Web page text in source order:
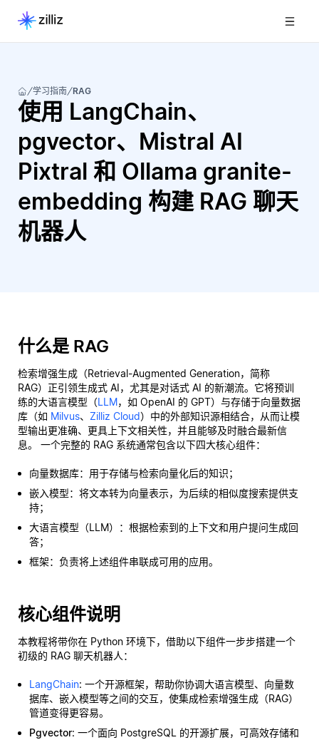
学习指南 RAG
使用 LangChain、
pgvector、Mistral AI
Pixtral 和 Ollama granite-
embedding 构建 RAG 聊天
机器人
什么是 RAG
检索增强生成（Retrieval-Augmented Generation，简称
RAG）正引领生成式 AI，尤其是对话式 AI 的新潮流。它将预训
练的大语言模型（LLM，如 OpenAI 的 GPT）与存储于向量数据
库（如 Milvus、 Zilliz Cloud）中的外部知识源相结合，从而让模
型输出更准确、更具上下文相关性，并且能够及时融合最新信
息。 一个完整的 RAG 系统通常包含以下四大核心组件：
向量数据库：用于存储与检索向量化后的知识；
嵌入模型：将文本转为向量表示，为后续的相似度搜索提供支
持；
大语言模型（LLM）：根据检索到的上下文和用户提问生成回
答；
框架：负责将上述组件串联成可用的应用。
核心组件说明
本教程将带你在 Python 环境下，借助以下组件一步步搭建一个
初级的 RAG 聊天机器人：
LangChain: 一个开源框架，帮助你协调大语言模型、向量数
据库、嵌入模型等之间的交互，使集成检索增强生成（RAG）
管道变得更容易。
Pgvector: 一个面向 PostgreSQL 的开源扩展，可高效存储和